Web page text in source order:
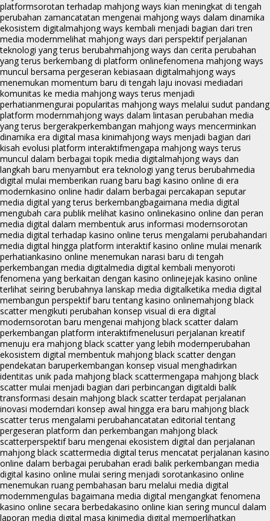
platformsorotan terhadap mahjong ways kian meningkat di tengah
perubahan zamancatatan mengenai mahjong ways dalam dinamika
ekosistem digitalmahjong ways kembali menjadi bagian dari tren
media modernmelihat mahjong ways dari perspektif perjalanan
teknologi yang terus berubahmahjong ways dan cerita perubahan
yang terus berkembang di platform onlinefenomena mahjong ways
muncul bersama pergeseran kebiasaan digitalmahjong ways
menemukan momentum baru di tengah laju inovasi mediadari
komunitas ke media mahjong ways terus menjadi
perhatianmengurai popularitas mahjong ways melalui sudut pandang
platform modernmahjong ways dalam lintasan perubahan media
yang terus bergerakperkembangan mahjong ways mencerminkan
dinamika era digital masa kinimahjong ways menjadi bagian dari
kisah evolusi platform interaktifmengapa mahjong ways terus
muncul dalam berbagai topik media digitalmahjong ways dan
langkah baru menyambut era teknologi yang terus berubahmedia
digital mulai memberikan ruang baru bagi kasino online di era
modernkasino online hadir dalam berbagai percakapan seputar
media digital yang terus berkembangbagaimana media digital
mengubah cara publik melihat kasino onlinekasino online dan peran
media digital dalam membentuk arus informasi modernsorotan
media digital terhadap kasino online terus mengalami perubahandari
media digital hingga platform interaktif kasino online mulai menarik
perhatiankasino online menemukan narasi baru di tengah
perkembangan media digitalmedia digital kembali menyoroti
fenomena yang berkaitan dengan kasino onlinejejak kasino online
terlihat seiring berubahnya lanskap media digitalketika media digital
membangun perspektif baru tentang kasino onlinemahjong black
scatter mengikuti perubahan konsep visual di era digital
modernsorotan baru mengenai mahjong black scatter dalam
perkembangan platform interaktifmenelusuri perjalanan kreatif
menuju era mahjong black scatter yang lebih modernperubahan
ekosistem digital membentuk mahjong black scatter dengan
pendekatan baruperkembangan konsep visual menghadirkan
identitas unik pada mahjong black scattermengapa mahjong black
scatter mulai menjadi bagian dari perbincangan digitaldi balik
transformasi desain mahjong black scatter terdapat perjalanan
inovasi moderndari konsep awal hingga era baru mahjong black
scatter terus mengalami perubahancatatan editorial tentang
pergeseran platform dan perkembangan mahjong black
scatterperspektif baru mengenai ekosistem digital dan perjalanan
mahjong black scattermedia digital terus mencatat perjalanan kasino
online dalam berbagai perubahan eradi balik perkembangan media
digital kasino online mulai sering menjadi sorotankasino online
menemukan ruang pembahasan baru melalui media digital
modernmengulas bagaimana media digital mengangkat fenomena
kasino online secara berbedakasino online kian sering muncul dalam
laporan media digital masa kinimedia digital memperlihatkan